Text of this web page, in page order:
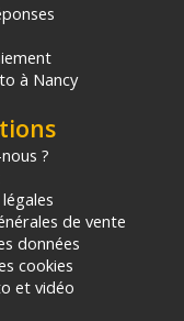
à Nancy
?
de vente
données
cookies
et vidéo